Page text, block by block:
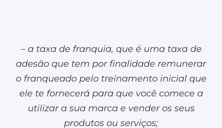
– a taxa de franquia, que é uma taxa de
adesão que tem por finalidade remunerar
o franqueado pelo treinamento inicial que
ele te fornecerá para que você comece a
utilizar a sua marca e vender os seus
produtos ou serviços;